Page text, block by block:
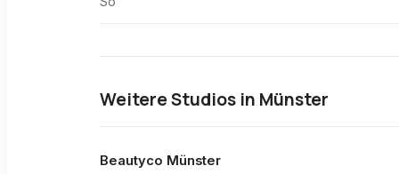
Weitere Studios in Münster
Beautyco Münster